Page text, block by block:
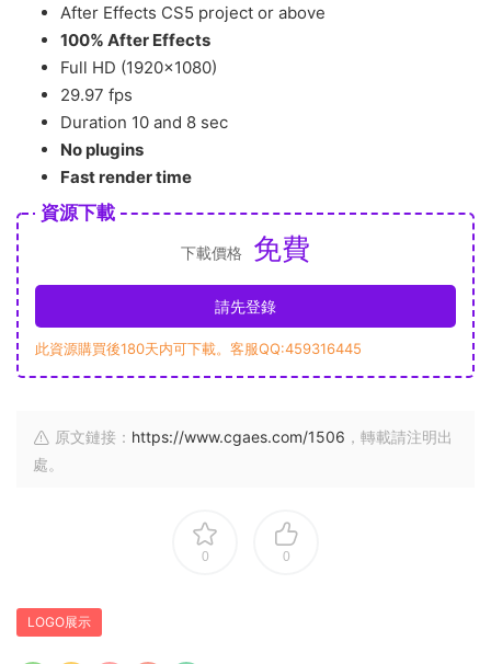
After Effects CS5 project or above
100% After Effects
Full HD (1920×1080)
29.97 fps
Duration 10 and 8 sec
No plugins
Fast render time
資源下載
下載價格 免費
請先登錄
此資源購買後180天内可下載。客服QQ:459316445
原文鏈接： https://www.cgaes.com/1506 ，轉載請注明出
處。
0 0
LOGO展示